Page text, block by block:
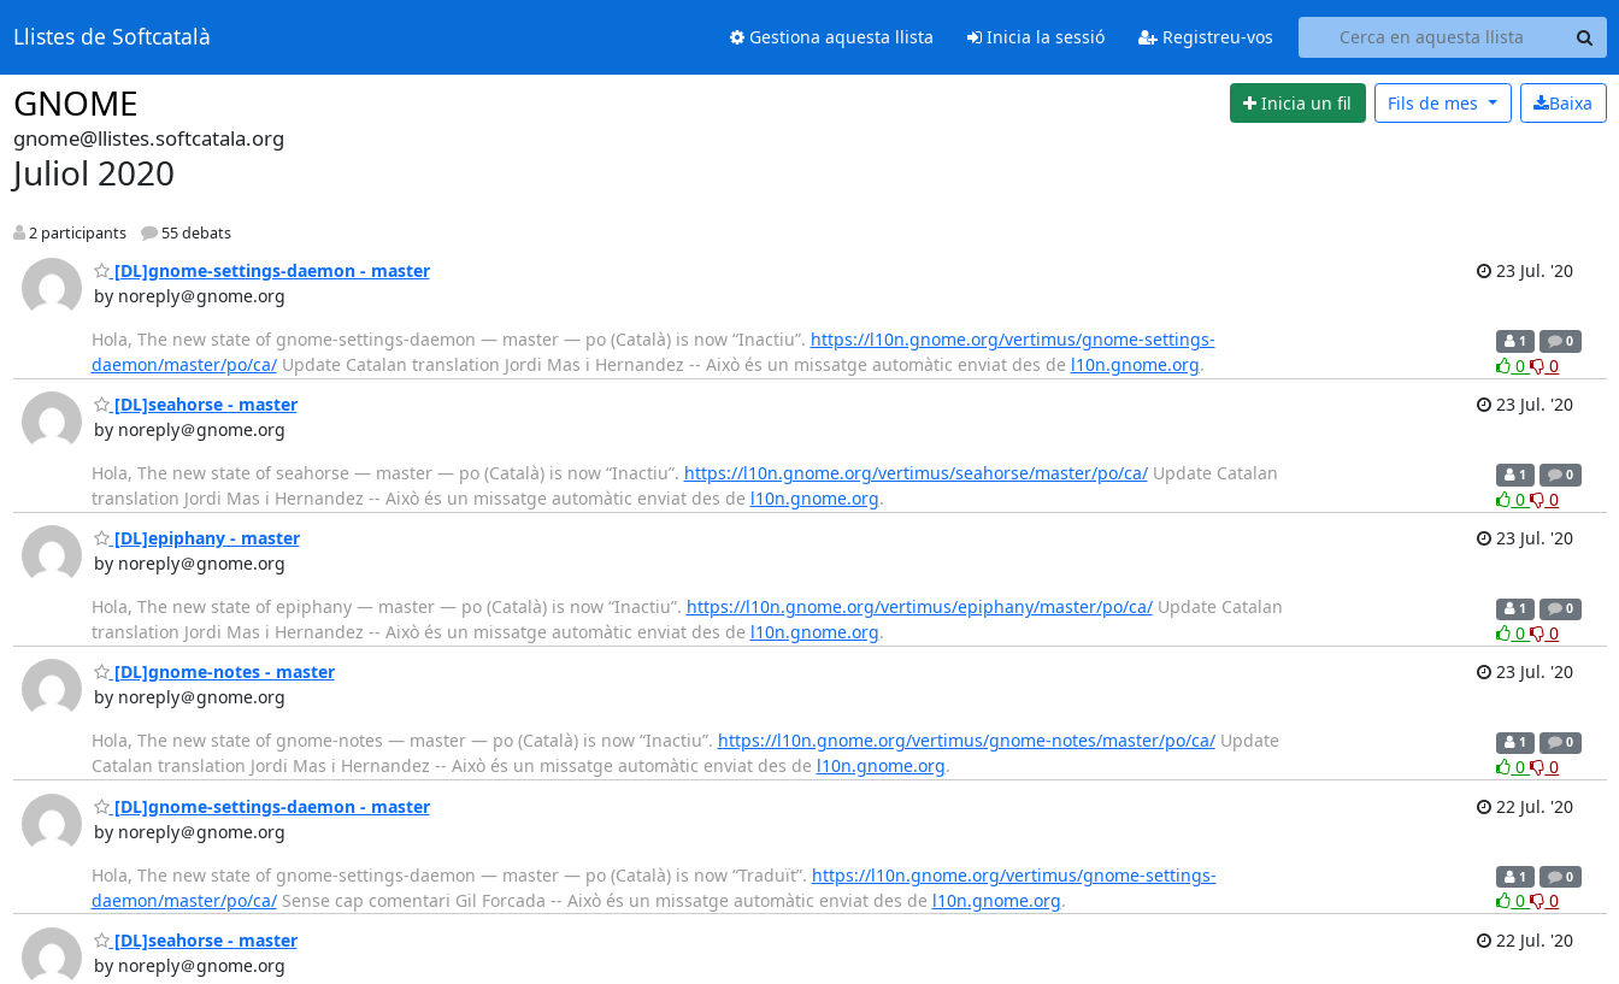
Llistes de Softcatalà Gestiona aquesta llista Inicia la sessió Registreu-vos
GNOME Inicia un fil Baixa
Fils de mes
gnome@llistes.softcatala.org
Juliol 2020
2 participants 55 debats
[DL]gnome-settings-daemon - master
by noreply＠gnome.org
23 Jul. '20
Hola, The new state of gnome-settings-daemon — master — po (Català) is now “Inactiu”. https://l10n.gnome.org/vertimus/gnome-settings-
daemon/master/po/ca/Update Catalan translation Jordi Mas i Hernandez -- Això és un missatge automàtic enviat des de l10n.gnome.org.
1 0
0
0
[DL]seahorse - master
by noreply＠gnome.org
23 Jul. '20
Hola, The new state of seahorse — master — po (Català) is now “Inactiu”. https://l10n.gnome.org/vertimus/seahorse/master/po/ca/Update Catalan
translation Jordi Mas i Hernandez -- Això és un missatge automàtic enviat des de l10n.gnome.org.
1 0
0
0
[DL]epiphany - master
by noreply＠gnome.org
23 Jul. '20
Hola, The new state of epiphany — master — po (Català) is now “Inactiu”. https://l10n.gnome.org/vertimus/epiphany/master/po/ca/Update Catalan
translation Jordi Mas i Hernandez -- Això és un missatge automàtic enviat des de l10n.gnome.org.
1 0
0
0
[DL]gnome-notes - master
by noreply＠gnome.org
23 Jul. '20
Hola, The new state of gnome-notes — master — po (Català) is now “Inactiu”. https://l10n.gnome.org/vertimus/gnome-notes/master/po/ca/Update
Catalan translation Jordi Mas i Hernandez -- Això és un missatge automàtic enviat des de l10n.gnome.org.
1 0
0
0
[DL]gnome-settings-daemon - master
by noreply＠gnome.org
22 Jul. '20
Hola, The new state of gnome-settings-daemon — master — po (Català) is now “Traduït”. https://l10n.gnome.org/vertimus/gnome-settings-
daemon/master/po/ca/Sense cap comentari Gil Forcada -- Això és un missatge automàtic enviat des de l10n.gnome.org.
1 0
0
0
[DL]seahorse - master
by noreply＠gnome.org
22 Jul. '20